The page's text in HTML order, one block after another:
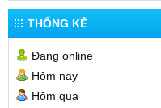
THỐNG KÊ
Đang online
Hôm nay
Hôm qua